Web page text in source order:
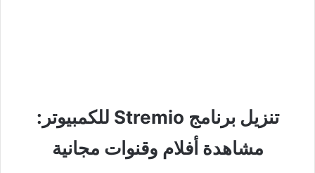
تنزيل برنامج Stremio للكمبيوتر:
مشاهدة أفلام وقنوات مجانية